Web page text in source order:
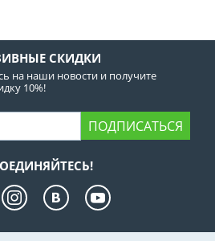
СКИДКИ
на наши новости и получите
10%!
ПОДПИСАТЬСЯ